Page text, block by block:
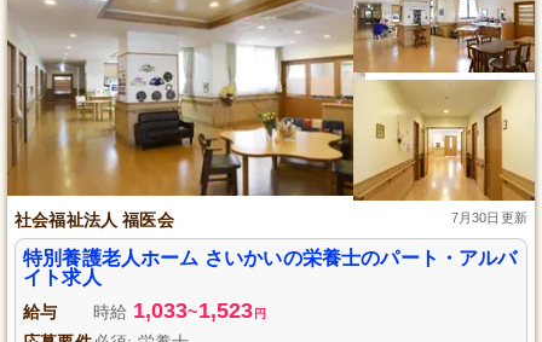
社会福祉法人 福医会 7月30日更新
特別養護老人ホーム さいかいの栄養士のパート・アルバ
イト求人
給与 時給 1,033~1,523 円